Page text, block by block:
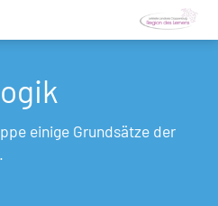
einige Grundsätze der